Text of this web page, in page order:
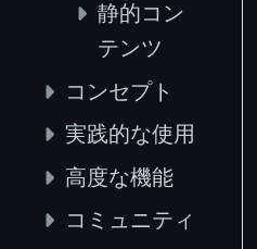
静的コン
テンツ
コンセプト
実践的な使用
高度な機能
コミュニティ